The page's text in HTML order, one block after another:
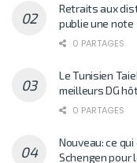
Retraits aux
publie une note
0 PARTAGES
Le Tunisien
meilleurs DG
0 PARTAGES
Nouveau: ce
Schengen pour